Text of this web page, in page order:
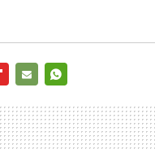
MAIL